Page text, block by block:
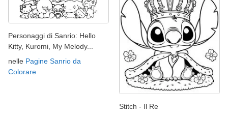
Personaggi di Sanrio: Hello
Kitty, Kuromi, My Melody...
nelle Pagine Sanrio da
Colorare
Stitch - Il Re